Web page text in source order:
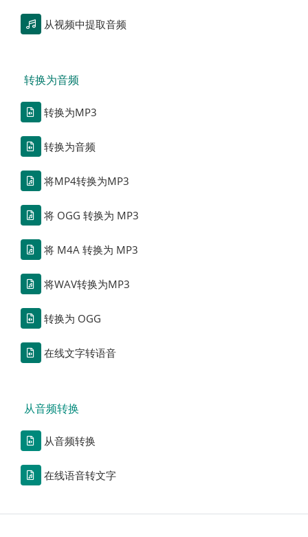
从视频中提取音频
转换为音频
转换为MP3
转换为音频
将MP4转换为MP3
将 OGG 转换为 MP3
将 M4A 转换为 MP3
将WAV转换为MP3
转换为 OGG
在线文字转语音
从音频转换
从音频转换
在线语音转文字